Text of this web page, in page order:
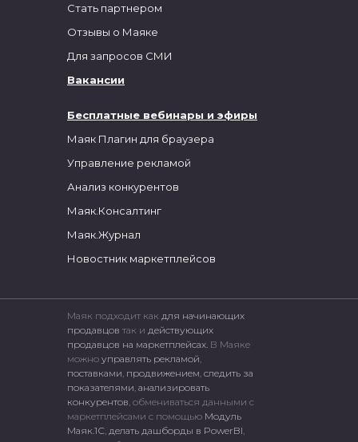
Бесплатные вебинары и эфиры
Маяк Плагин для браузера
Управление рекламой
Анализ конкурентов
Маяк.Консалтинг
Маяк.Журнал
Новостник маркетплейсов
Стать партнером
Отзывы о Маяке
Для запросов СМИ
Вакансии
Маяк подходит как для начинающих
продавцов так и действующих
продавцов на маркетплейсах. В Маяке
можно управлять рекламой
поставками продвижением следить за
показателями анализировать
конкурентов , обмениваться данными с
маркетплейсами c помощью Модуль
Маяк.1С делать дашборды в PowerBI